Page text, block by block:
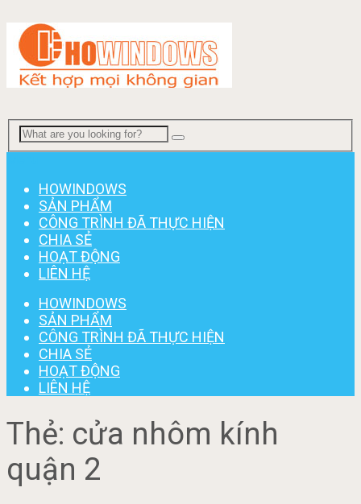
HOWINDOWS
SẢN PHẨM
CÔNG TRÌNH ĐÃ THỰC HIỆN
CHIA SẺ
HOẠT ĐỘNG
LIÊN HỆ
HOWINDOWS
SẢN PHẨM
CÔNG TRÌNH ĐÃ THỰC HIỆN
CHIA SẺ
HOẠT ĐỘNG
LIÊN HỆ
Thẻ: cửa nhôm kính
quận 2